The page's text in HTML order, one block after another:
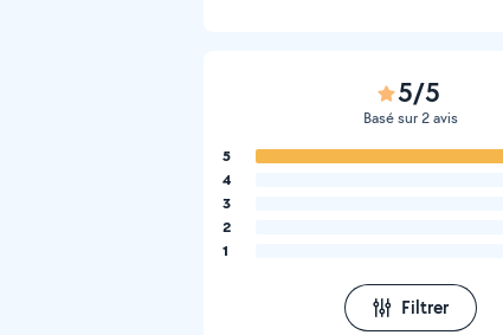
5/5
Basé sur 2 avis
5
4
3
2
1
Filtrer